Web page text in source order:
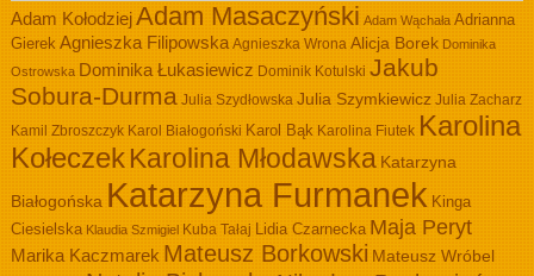
Adam KołodziejAdam Masaczyński Adam Wąchała Adrianna
Gierek Agnieszka Filipowska Agnieszka Wrona Alicja Borek Dominika
Ostrowska Dominika Łukasiewicz Dominik Kotulski Jakub
Sobura-Durma Julia Szydłowska Julia Szymkiewicz Julia Zacharz
Kamil Zbroszczyk Karol Białogoński Karol Bąk Karolina Fiutek Karolina
KołeczekKarolina Młodawska Katarzyna
Białogońska Katarzyna Furmanek Kinga
Ciesielska Klaudia Szmigiel Kuba Tałaj Lidia Czarnecka Maja Peryt
Marika Kaczmarek Mateusz Borkowski Mateusz Wróbel